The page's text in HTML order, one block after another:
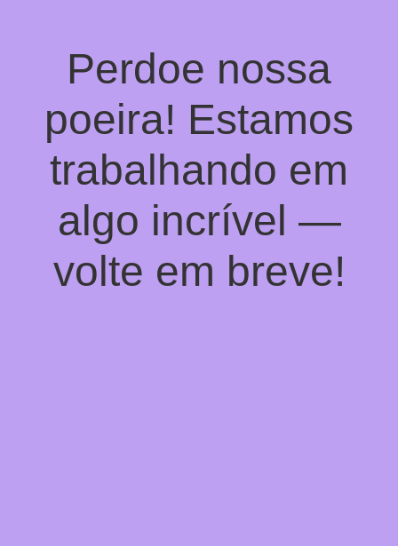
Perdoe nossa
poeira! Estamos
trabalhando em
algo incrível —
volte em breve!